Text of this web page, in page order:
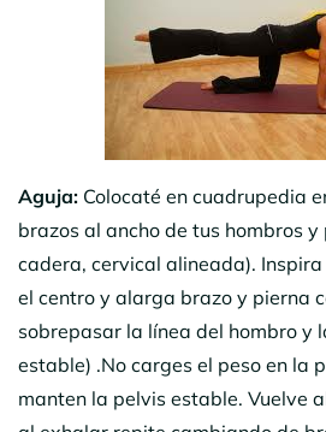
Aguja: Colocaté en cuadrupedia
brazos al ancho de tus hombros y
cadera, cervical alineada).
el centro y alarga brazo y pierna
sobrepasar la línea del hombro y
estable) .No carges el peso en la
manten la pelvis estable. Vuelve